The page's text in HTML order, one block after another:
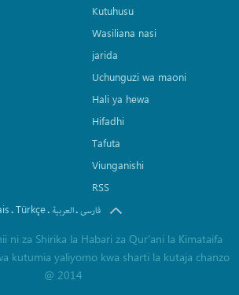
Kutuhusu
Wasiliana nasi
jarida
Uchunguzi wa maoni
Hali ya hewa
Hifadhi
Tafuta
Viunganishi
RSS
.Türkçe. العربیة.فارسی
ni za Shirika la Habari za Qur'ani la Kimataifa
kutumia yaliyomo kwa sharti la kutaja chanzo
@ 2014